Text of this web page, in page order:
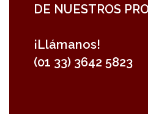
DE NUESTROS
¡Llámanos!
(01 33) 3642 5823